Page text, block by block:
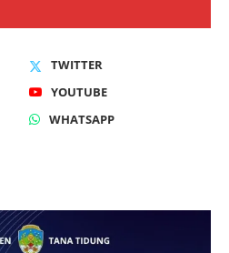
TWITTER
YOUTUBE
WHATSAPP